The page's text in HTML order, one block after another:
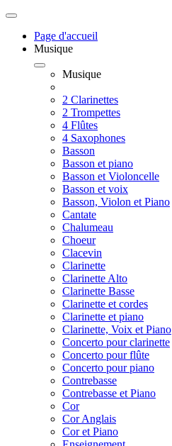
Page d'accueil
Musique
Musique
2 Clarinettes
2 Trompettes
4 Flûtes
4 Saxophones
Basson
Basson et piano
Basson et Violoncelle
Basson et voix
Basson, Violon et Piano
Cantate
Chalumeau
Choeur
Clacevin
Clarinette
Clarinette Alto
Clarinette Basse
Clarinette et cordes
Clarinette et piano
Clarinette, Voix et Piano
Concerto pour clarinette
Concerto pour flûte
Concerto pour piano
Contrebasse
Contrebasse et Piano
Cor
Cor Anglais
Cor et Piano